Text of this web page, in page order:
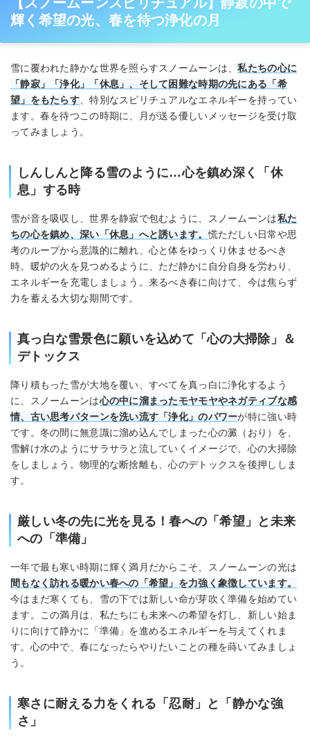
輝く希望の光、春を待つ浄化の月
雪に覆われた静かな世界を照らすスノームーンは、私たちの心に
「静寂」「浄化」「休息」、そして困難な時期の先にある「希
望」をもたらす、特別なスピリチュアルなエネルギーを持ってい
ます。春を待つこの時期に、月が送る優しいメッセージを受け取
ってみましょう。
しんしんと降る雪のように…心を鎮め深く「休
息」する時
雪が音を吸収し、世界を静寂で包むように、スノームーンは私た
ちの心を鎮め、深い「休息」へと誘います。慌ただしい日常や思
考のループから意識的に離れ、心と体をゆっくり休ませるべき
時。暖炉の火を見つめるように、ただ静かに自分自身を労わり、
エネルギーを充電しましょう。来るべき春に向けて、今は焦らず
力を蓄える大切な期間です。
真っ白な雪景色に願いを込めて「心の大掃除」＆
デトックス
降り積もった雪が大地を覆い、すべてを真っ白に浄化するよう
に、スノームーンは心の中に溜まったモヤモヤやネガティブな感
情、古い思考パターンを洗い流す「浄化」のパワーが特に強い時
です。冬の間に無意識に溜め込んでしまった心の澱（おり）を、
雪解け水のようにサラサラと流していくイメージで、心の大掃除
をしましょう。物理的な断捨離も、心のデトックスを後押ししま
す。
厳しい冬の先に光を見る！春への「希望」と未来
への「準備」
一年で最も寒い時期に輝く満月だからこそ、スノームーンの光は
間もなく訪れる暖かい春への「希望」を力強く象徴しています。
今はまだ寒くても、雪の下では新しい命が芽吹く準備を始めてい
ます。この満月は、私たちにも未来への希望を灯し、新しい始ま
りに向けて静かに「準備」を進めるエネルギーを与えてくれま
す。心の中で、春になったらやりたいことの種を蒔いてみましょ
う。
寒さに耐える力をくれる「忍耐」と「静かな強
さ」